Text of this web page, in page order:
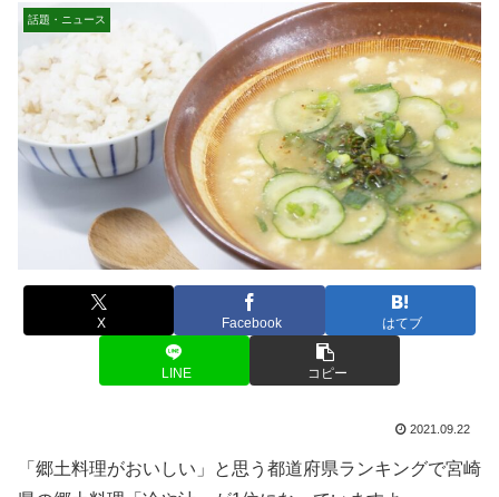
話題・ニュース
X Facebook はてブ
LINE コピー
2021.09.22
「郷土料理がおいしい」と思う都道府県ランキングで宮崎